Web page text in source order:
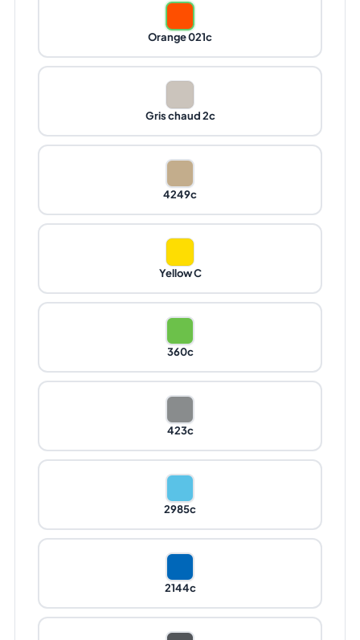
Orange 021c
Gris chaud 2c
4249c
Yellow C
360c
423c
2985c
2144c